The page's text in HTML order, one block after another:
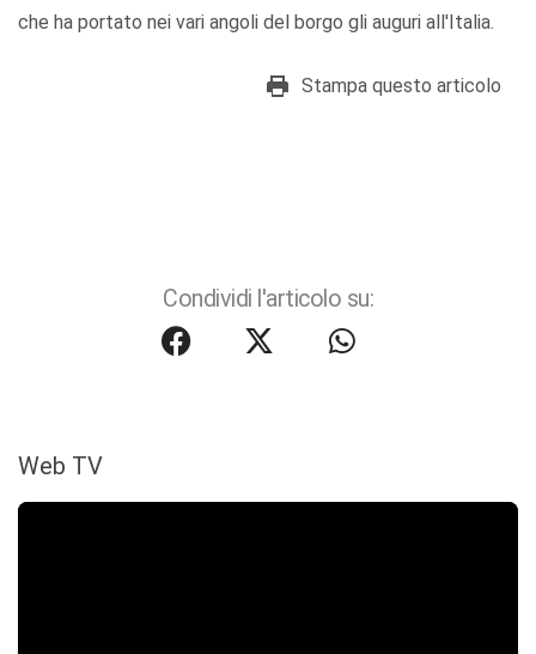
che ha portato nei vari angoli del borgo gli auguri all'Italia.
Stampa questo articolo
Condividi l'articolo su:
Web TV